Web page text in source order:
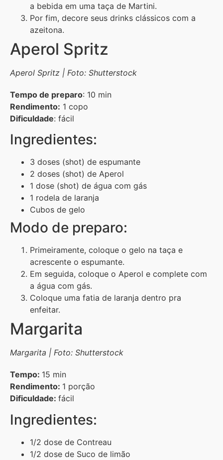
a bebida em uma taça de Martini.
Por fim, decore seus drinks clássicos com a
azeitona.
Aperol Spritz
Aperol Spritz | Foto: Shutterstock
Tempo de preparo: 10 min
Rendimento: 1 copo
Dificuldade: fácil
Ingredientes:
3 doses (shot) de espumante
2 doses (shot) de Aperol
1 dose (shot) de água com gás
1 rodela de laranja
Cubos de gelo
Modo de preparo:
Primeiramente, coloque o gelo na taça e
acrescente o espumante.
Em seguida, coloque o Aperol e complete com
a água com gás.
Coloque uma fatia de laranja dentro pra
enfeitar.
Margarita
Margarita | Foto: Shutterstock
Tempo: 15 min
Rendimento: 1 porção
Dificuldade: fácil
Ingredientes:
1/2 dose de Contreau
1/2 dose de Suco de limão